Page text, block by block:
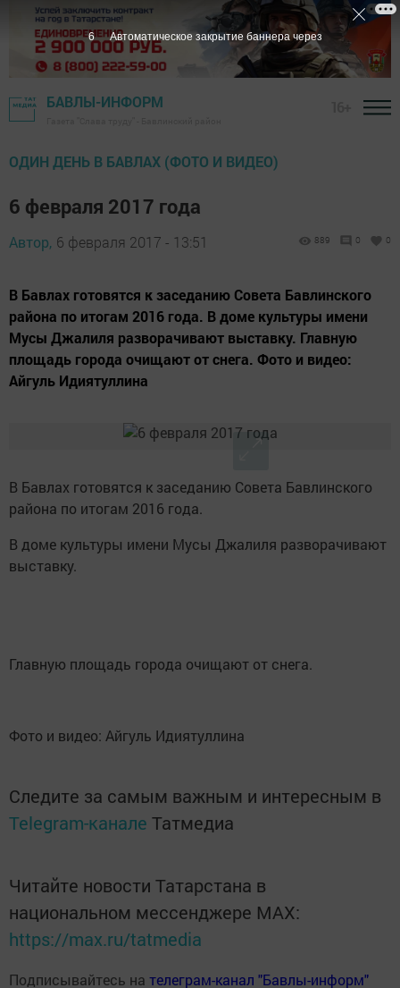
БАВЛЫ-ИНФОРМ
ОДИН ДЕНЬ В БАВЛАХ (ФОТО И ВИДЕО)
6 февраля 2017 года
Автор, 6 февраля 2017 - 13:51 889 0 0
В Бавлах готовятся к заседанию Совета Бавлинского
района по итогам 2016 года. В доме культуры имени
Мусы Джалиля разворачивают выставку. Главную
площадь города очищают от снега. Фото и видео:
Айгуль Идиятуллина
В Бавлах готовятся к заседанию Совета Бавлинского
района по итогам 2016 года.
В доме культуры имени Мусы Джалиля разворачивают
выставку.
Главную площадь города очищают от снега.
Фото и видео: Айгуль Идиятуллина
Следите за самым важным и интересным в
Telegram-канале Татмедиа
Читайте новости Татарстана в
национальном мессенджере MАХ:
https://max.ru/tatmedia
Подписывайтесь на телеграм-канал "Бавлы-информ"
5 Автоматическое закрытие баннера через